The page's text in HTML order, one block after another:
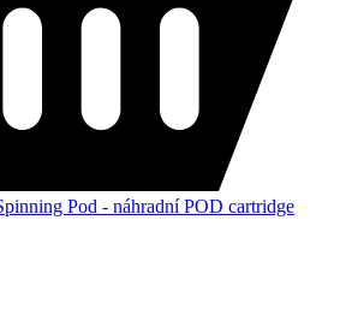
Pod - náhradní POD cartridge